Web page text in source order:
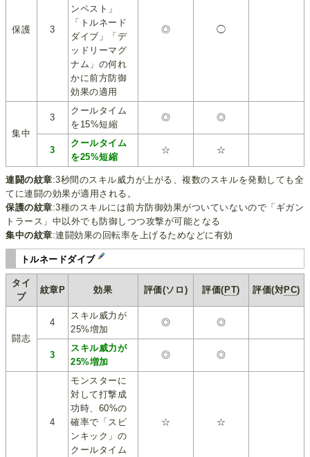
保護 3
ンペスト」
「トルネード
ダイブ」「デ
ッドリーマグ
ナム」の何れ
かに前方防御
効果の適用
◎ ◯
集中
3
クールタイム
を15%短縮
◎ ◎
3
クールタイム
を25%短縮
☆ ☆
連闘の紋章:3秒間のスキル威力が上がる、複数のスキルを発動しても全
てに連闘の効果が適用される。
保護の紋章:3種のスキルには前方防御効果がついていないので「ギガン
トラース」中以外でも防御しつつ攻撃が可能となる
集中の紋章:連闘効果の回転率を上げるためなどに有効
トルネードダイブ
タイ
プ
紋章P 効果 評価(ソロ) 評価(PT) 評価(対PC)
闘志
4
スキル威力が
25%増加
◎ ◎
3
スキル威力が
25%増加
◎ ◎
4
モンスターに
対して打撃成
功時、60%の
確率で「スピ
ンキック」の
クールタイム
☆ ☆